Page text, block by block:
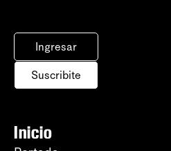
Ingresar
Suscribite
Inicio